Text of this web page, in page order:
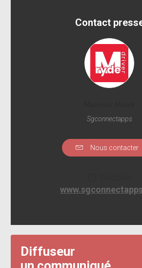
Contact
Sgconnectapps
Nous contacter
Diffuseur